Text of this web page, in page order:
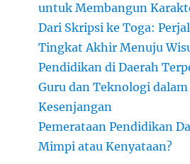
untuk Membangun
Dari Skripsi ke Toga:
Tingkat Akhir Menuju
Pendidikan di Daerah
Guru dan Teknologi
Kesenjangan
Pemerataan Pendidikan
Mimpi atau Kenyataan?